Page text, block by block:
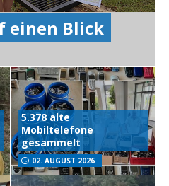
einen Blick
5.378 alte
Mobiltelefone
gesammelt
02. AUGUST 2026